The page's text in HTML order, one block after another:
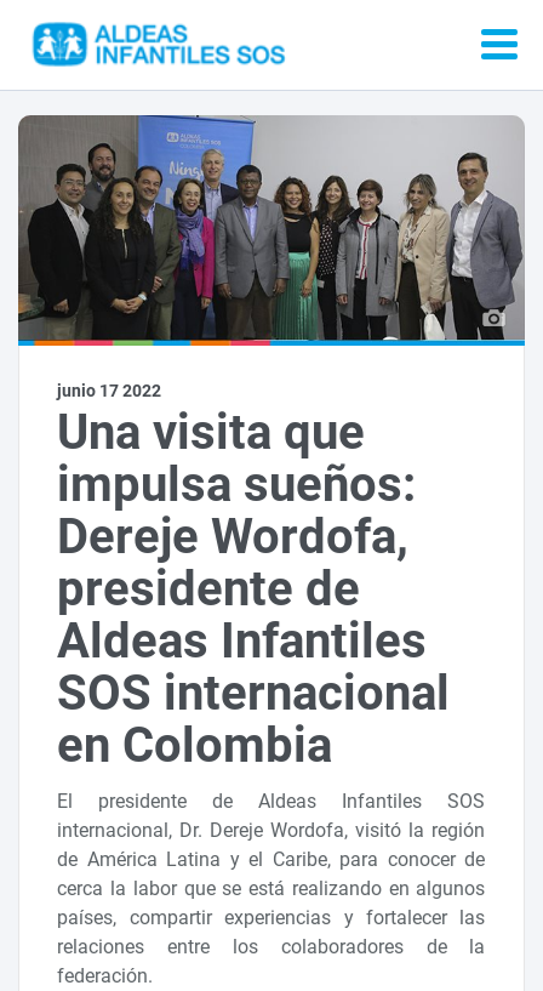
junio 17 2022
Una visita que
impulsa sueños:
Dereje Wordofa,
presidente de
Aldeas Infantiles
SOS internacional
en Colombia
El presidente de Aldeas Infantiles SOS
internacional, Dr. Dereje Wordofa, visitó la región
de América Latina y el Caribe, para conocer de
cerca la labor que se está realizando en algunos
países, compartir experiencias y fortalecer las
relaciones entre los colaboradores de la
federación.